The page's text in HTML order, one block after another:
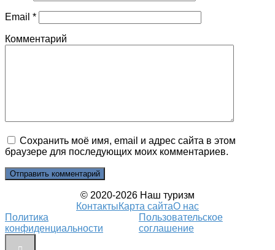
Email *
Комментарий
Сохранить моё имя, email и адрес сайта в этом
браузере для последующих моих комментариев.
© 2020-2026 Наш туризм
КонтактыКарта сайтаО нас
Политика
конфиденциальности
Пользовательское
соглашение